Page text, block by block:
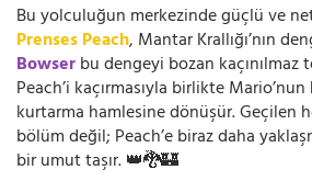
Bu yolculuğun merkezinde güçlü ve
Prenses Peach, Mantar Krallığı’nın
Bowserbu dengeyi bozan kaçınılmaz
Peach’i kaçırmasıyla birlikte Mario’nun
kurtarma hamlesine dönüşür. Geçilen
bölüm değil; Peach’e biraz daha
bir umut taşır. 👑🐉🏰